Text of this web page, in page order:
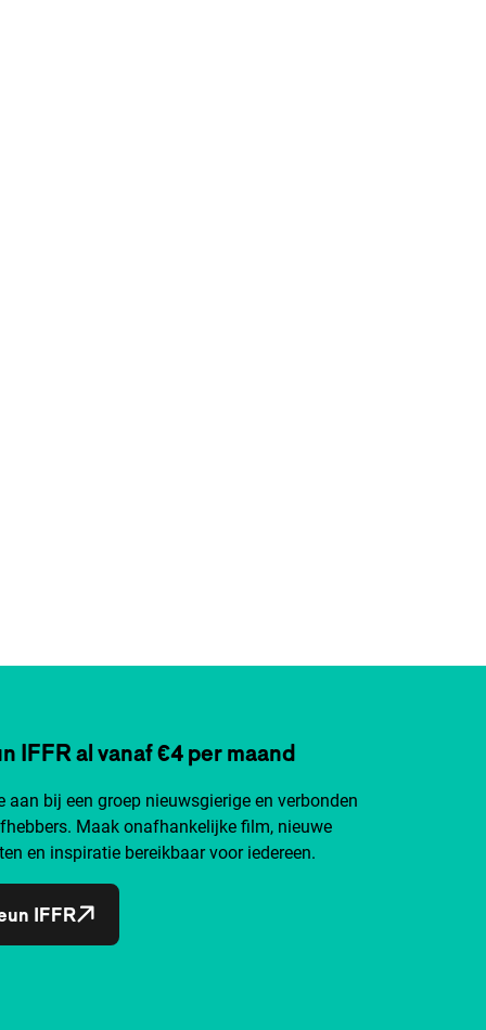
IFFR al vanaf €4 per maand
aan bij een groep nieuwsgierige en verbonden
Maak onafhankelijke film, nieuwe
en inspiratie bereikbaar voor iedereen.
IFFR